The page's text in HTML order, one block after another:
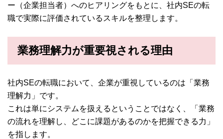
ー（企業担当者）へのヒアリングをもとに、社内SEの転
職で実際に評価されているスキルを整理します。
業務理解力が重要視される理由
社内SEの転職において、企業が重視しているのは「業務
理解力」です。
これは単にシステムを扱えるということではなく、「業務
の流れを理解し、どこに課題があるのかを把握できる力」
を指します。